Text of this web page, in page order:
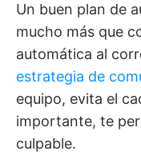
Un buen plan de
mucho más que
automática al
estrategia de
equipo, evita el
importante, te
culpable.